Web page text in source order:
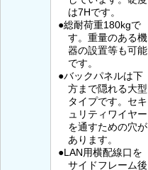
は7Hです。
●総耐荷重180kgで
す。重量のある機
器の設置等も可能
です。
●バックパネルは下
方まで隠れる大型
タイプです。セキ
ュリティワイヤー
を通すための穴が
あります。
●LAN用横配線口を
サイドフレーム後